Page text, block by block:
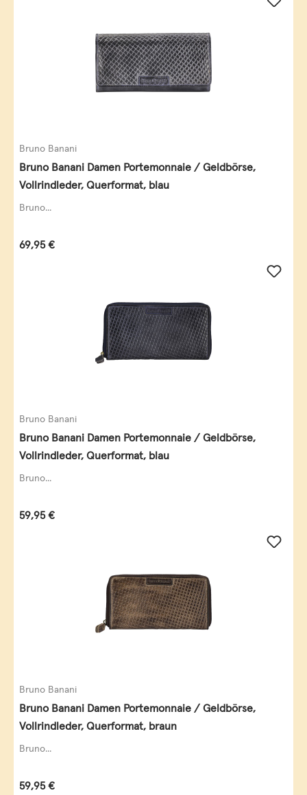
Bruno Banani
Bruno Banani Damen Portemonnaie / Geldbörse,
Vollrindleder, Querformat, blau
Bruno...
Regulärer Preis:
69,95 €
Bruno Banani
Bruno Banani Damen Portemonnaie / Geldbörse,
Vollrindleder, Querformat, blau
Bruno...
Regulärer Preis:
59,95 €
Bruno Banani
Bruno Banani Damen Portemonnaie / Geldbörse,
Vollrindleder, Querformat, braun
Bruno...
Regulärer Preis:
59,95 €